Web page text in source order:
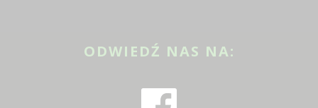
ODWIEDŹ NAS NA: